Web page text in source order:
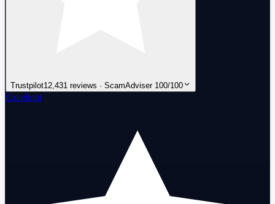
Trustpilot12,431 reviews · ScamAdviser 100/100
Excellent